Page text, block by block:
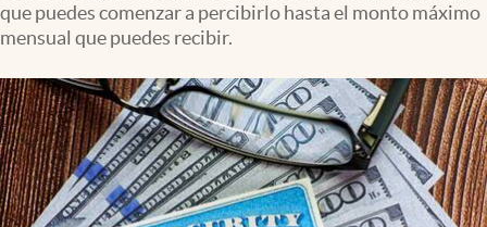
Lifestyle
que puedes comenzar a percibirlo hasta el monto máximo
mensual que puedes recibir.